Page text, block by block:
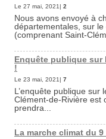
Le 27 mai, 2021| 2
Nous avons envoyé à
départementales, sur
(comprenant Saint-
Enquête publique sur
!
Le 23 mai, 2021| 7
L’enquête publique sur
Clément-de-Rivière est
prendra...
La marche climat du